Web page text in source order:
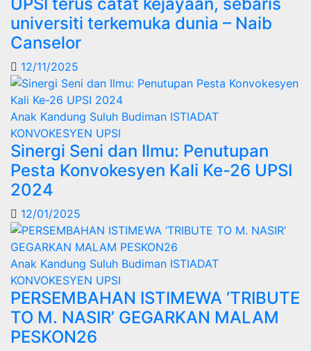
UPSI terus catat kejayaan, sebaris
universiti terkemuka dunia – Naib
Canselor
12/11/2025
Anak Kandung Suluh Budiman ISTIADAT
KONVOKESYEN UPSI
Sinergi Seni dan Ilmu: Penutupan
Pesta Konvokesyen Kali Ke-26 UPSI
2024
12/01/2025
Anak Kandung Suluh Budiman ISTIADAT
KONVOKESYEN UPSI
PERSEMBAHAN ISTIMEWA ‘TRIBUTE
TO M. NASIR’ GEGARKAN MALAM
PESKON26